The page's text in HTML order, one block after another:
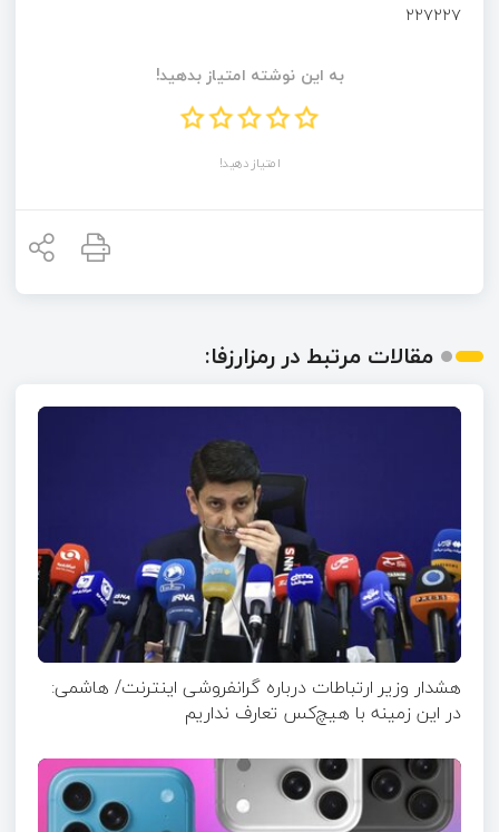
۲۲۷۲۲۷
به این نوشته امتیاز بدهید!
امتیاز دهید!
مقالات مرتبط در رمزارزفا:
هشدار وزیر ارتباطات درباره گرانفروشی اینترنت/ هاشمی:
در این زمینه با هیچ‌کس تعارف نداریم